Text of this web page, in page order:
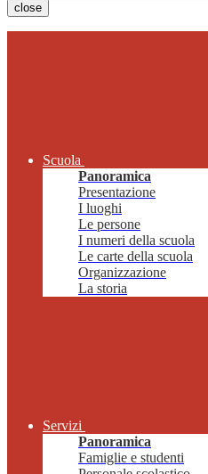
close
Scuola
Panoramica
Presentazione
I luoghi
Le persone
I numeri della scuola
Le carte della scuola
Organizzazione
La storia
Servizi
Panoramica
Famiglie e studenti